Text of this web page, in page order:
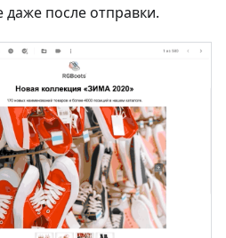
после отправки.